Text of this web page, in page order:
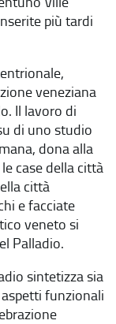
più tardi
veneziana
Il lavoro di
di uno studio
dona alla
case della città
città
e facciate
veneto si
Palladio.
sintetizza sia
funzionali